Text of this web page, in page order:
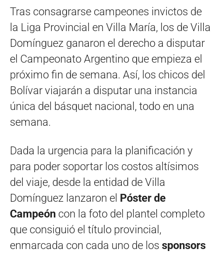
Tras consagrarse campeones invictos de
la Liga Provincial en Villa María, los de Villa
Domínguez ganaron el derecho a disputar
el Campeonato Argentino que empieza el
próximo fin de semana. Así, los chicos del
Bolívar viajarán a disputar una instancia
única del básquet nacional, todo en una
semana.
Dada la urgencia para la planificación y
para poder soportar los costos altísimos
del viaje, desde la entidad de Villa
Domínguez lanzaron el Póster de
Campeón con la foto del plantel completo
que consiguió el título provincial,
enmarcada con cada uno de los sponsors